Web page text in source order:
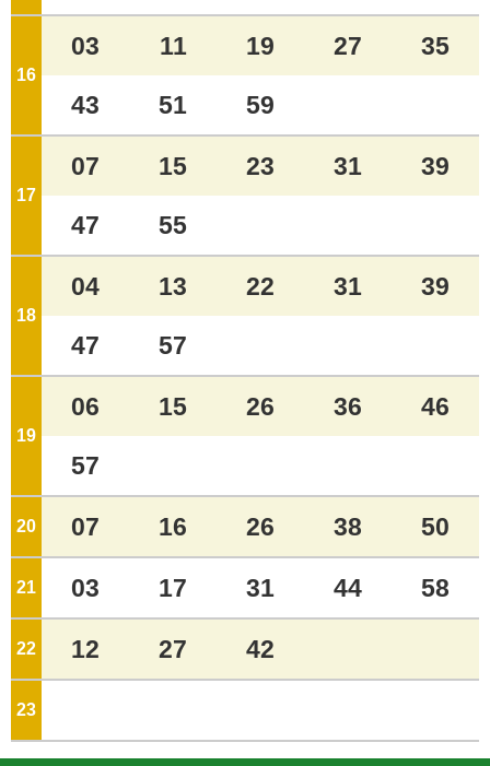
16 ジ
03 11 19 27 35
43 51 59
17 ジ
07 15 23 31 39
47 55
18 ジ
04 13 22 31 39
47 57
19 ジ
06 15 26 36 46
57
20 07 16 26 38 50
21 03 17 31 44 58
22 12 27 42
23